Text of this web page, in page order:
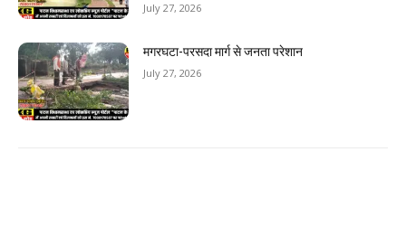
July 27, 2026
मगरघटा-परसदा मार्ग से जनता परेशान
July 27, 2026